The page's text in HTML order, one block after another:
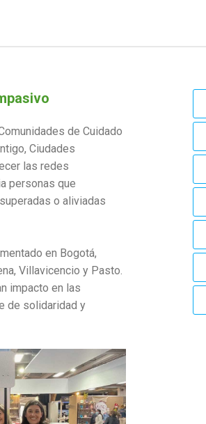
de Cuidado
Ciudades
las redes
personas que
o aliviadas
en Bogotá,
Villavicencio y Pasto.
impacto en las
de solidaridad y